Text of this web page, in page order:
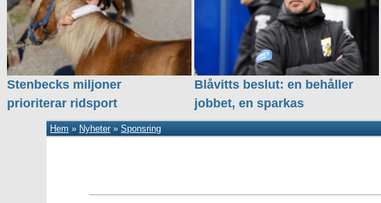
Stenbecks miljoner
prioriterar ridsport
Blåvitts beslut: en behåller
jobbet, en sparkas
Hem » Nyheter»Sponsring